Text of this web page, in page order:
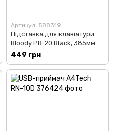
Артикул: 588319
Підставка для клавіатури
Bloody PR-20 Black, 385мм
449 грн